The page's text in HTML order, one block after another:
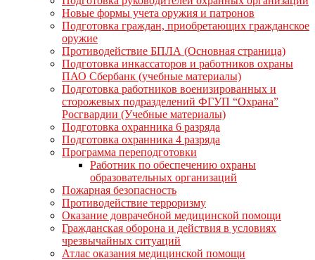
Новые формы учета оружия и патронов
Подготовка граждан, приобретающих гражданское
оружие
Противодействие БПЛА (Основная страница)
Подготовка инкассаторов и работников охраны
ПАО Сбербанк (учебные материалы)
Подготовка работников военизированных и
сторожевых подразделений ФГУП “Охрана”
Росгвардии (Учебные материалы)
Подготовка охранника 6 разряда
Подготовка охранника 4 разряда
Программа переподготовки
Работник по обеспечению охраны
образовательных организаций
Пожарная безопасность
Противодействие терроризму
Оказание доврачебной медицинской помощи
Гражданская оборона и действия в условиях
чрезвычайных ситуаций
Атлас оказания медицинской помощи